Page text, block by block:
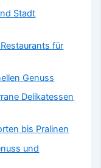
Stadt
für
Genuss
Delikatessen
bis Pralinen
und